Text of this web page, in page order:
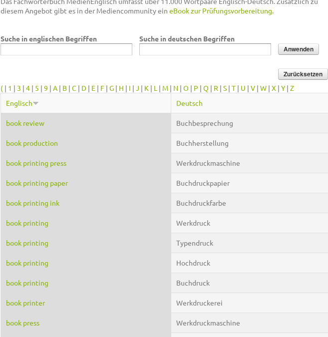
diesem Angebot gibt es in der Mediencommunity ein eBook zur Prüfungsvorbereitung.
Suche in englischen Begriffen Suche in deutschen Begriffen
( | 1 | 3 | 4 | 5 | 9 | A | B | C | D | E | F | G | H | I | J | K | L | M | N | O | P | Q | R | S | T | U | V | W | X | Y | Z
Englisch
Deutsch
book review Buchbesprechung
book production Buchherstellung
book printing press Werkdruckmaschine
book printing paper Buchdruckpapier
book printing ink Buchdruckfarbe
book printing Werkdruck
book printing Typendruck
book printing Hochdruck
book printing Buchdruck
book printer Werkdruckerei
book press Werkdruckmaschine